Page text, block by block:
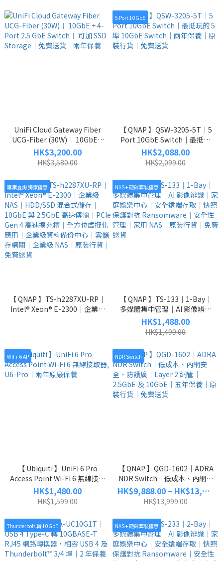
UniFi Cloud Gateway Fiber
UCG-Fiber (30W)︱ 10GbE +
4-Port 2.5 GbE Switch︱ 可加
SSD Storage｜免費送貨｜兩
年保養
HK$3,200.00
HK$3,580.00
5 Port 10GbE
【 QNAP 】QSW-3205-5T｜5
Port 10GbE Switch｜最抵玩
的 5 埠 10GbE Switch｜兩年保
養｜原裝行貨｜免費送貨
HK$2,088.00
HK$2,099.00
專案查詢 獨家優惠
【 QNAP 】TS-h2287XU-RP｜
Intel® Xeon® E-2300｜企業級
位虛擬化應用｜企業級資料備
份中心｜雲儲存網關｜企業級
NAS｜原裝行貨｜免費送貨
NAS + 硬碟套裝優惠
【 QNAP 】TS-133｜1-Bay｜
多媒體集中管理｜AI 影像辨識
｜家庭娛樂中心｜安全遠端存
取｜快照保護對抗
Ransomware｜安全性管理｜
家用 NAS｜原裝行貨｜免費送
貨
HK$1,488.00
HK$1,499.00
WiFi-6 AP
【 Ubiquiti 】UniFi 6 Pro
Access Point Wi-Fi 6 無線接取
器, U6-Pro︱兩年原廠保養
HK$1,480.00
HK$1,599.00
NDR Switch
【 QNAP 】QGD-1602｜ADRA
NDR Switch｜低成本、內網安
全、防護廣｜Layer 2 網管｜
2.5GbE 及 10GbE｜五年保養
｜原裝行貨｜免費送貨
HK$9,888.00 ~ HK$13,888.00
HK$13,999.00
Thunderbolt 轉 10GbE NAS + 硬碟套裝優惠